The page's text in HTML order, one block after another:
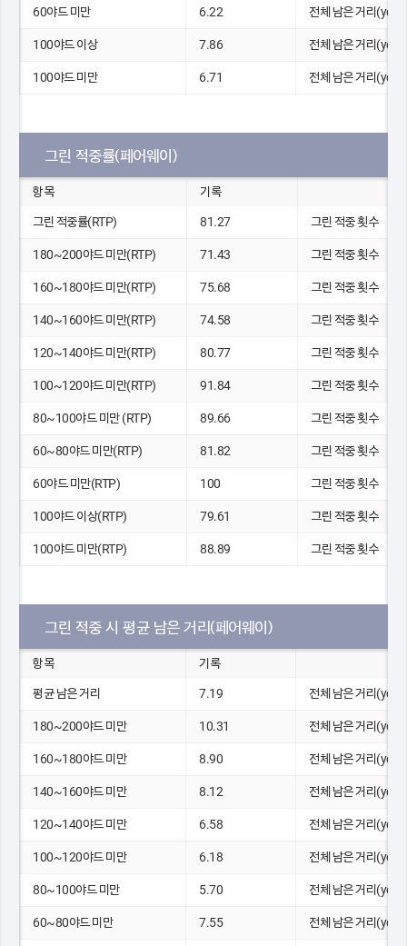
60야드 미만 6.22 전체 남은 거리(yds)
100야드 이상 7.86 전체 남은 거리(yds)
100야드 미만 6.71 전체 남은 거리(yds)
그린 적중률(페어웨이)
항목 기록
그린 적중률(RTP) 81.27 그린 적중 횟수
180~200야드 미만(RTP) 71.43 그린 적중 횟수
160~180야드 미만(RTP) 75.68 그린 적중 횟수
140~160야드 미만(RTP) 74.58 그린 적중 횟수
120~140야드 미만(RTP) 80.77 그린 적중 횟수
100~120야드 미만(RTP) 91.84 그린 적중 횟수
80~100야드 미만 (RTP) 89.66 그린 적중 횟수
60~80야드 미만(RTP) 81.82 그린 적중 횟수
60야드 미만(RTP) 100 그린 적중 횟수
100야드 이상(RTP) 79.61 그린 적중 횟수
100야드 미만(RTP) 88.89 그린 적중 횟수
그린 적중 시 평균 남은 거리(페어웨이)
항목 기록
평균 남은 거리 7.19 전체 남은 거리(yds)
180~200야드 미만 10.31 전체 남은 거리(yds)
160~180야드 미만 8.90 전체 남은 거리(yds)
140~160야드 미만 8.12 전체 남은 거리(yds)
120~140야드 미만 6.58 전체 남은 거리(yds)
100~120야드 미만 6.18 전체 남은 거리(yds)
80~100야드 미만 5.70 전체 남은 거리(yds)
60~80야드 미만 7.55 전체 남은 거리(yds)